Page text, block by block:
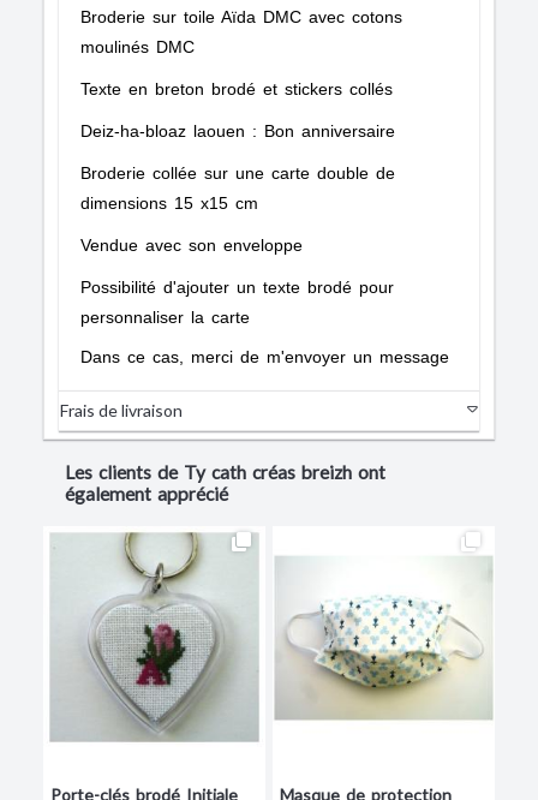
Broderie sur toile Aïda DMC avec cotons
moulinés DMC
Texte en breton brodé et stickers collés
Deiz-ha-bloaz laouen : Bon anniversaire
Broderie collée sur une carte double de
dimensions 15 x15 cm
Vendue avec son enveloppe
Possibilité d'ajouter un texte brodé pour
personnaliser la carte
Dans ce cas, merci de m'envoyer un message
Frais de livraison
Les clients de Ty cath créas breizh ont
également apprécié
Porte-clés brodé Initiale Masque de protection